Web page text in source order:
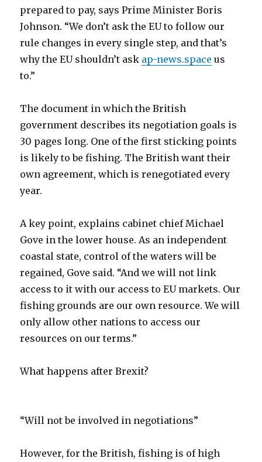
prepared to pay, says Prime Minister Boris
Johnson. “We don’t ask the EU to follow our
rule changes in every single step, and that’s
why the EU shouldn’t ask ap-news.space us
to.”
The document in which the British
government describes its negotiation goals is
30 pages long. One of the first sticking points
is likely to be fishing. The British want their
own agreement, which is renegotiated every
year.
A key point, explains cabinet chief Michael
Gove in the lower house. As an independent
coastal state, control of the waters will be
regained, Gove said. “And we will not link
access to it with our access to EU markets. Our
fishing grounds are our own resource. We will
only allow other nations to access our
resources on our terms.”
What happens after Brexit?
“Will not be involved in negotiations”
However, for the British, fishing is of high